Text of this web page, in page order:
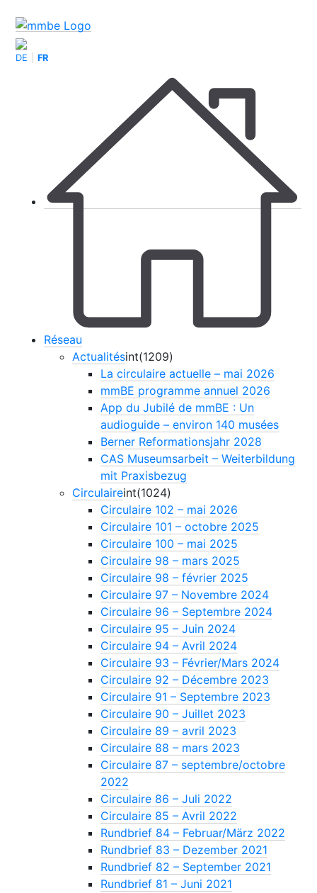
DE FR
Réseau
Actualitésint(1209)
La circulaire actuelle – mai 2026
mmBE programme annuel 2026
App du Jubilé de mmBE : Un
audioguide – environ 140 musées
Berner Reformationsjahr 2028
CAS Museumsarbeit – Weiterbildung
mit Praxisbezug
Circulaireint(1024)
Circulaire 102 – mai 2026
Circulaire 101 – octobre 2025
Circulaire 100 – mai 2025
Circulaire 98 – mars 2025
Circulaire 98 – février 2025
Circulaire 97 – Novembre 2024
Circulaire 96 – Septembre 2024
Circulaire 95 – Juin 2024
Circulaire 94 – Avril 2024
Circulaire 93 – Février/Mars 2024
Circulaire 92 – Décembre 2023
Circulaire 91 – Septembre 2023
Circulaire 90 – Juillet 2023
Circulaire 89 – avril 2023
Circulaire 88 – mars 2023
Circulaire 87 – septembre/octobre
2022
Circulaire 86 – Juli 2022
Circulaire 85 – Avril 2022
Rundbrief 84 – Februar/März 2022
Rundbrief 83 – Dezember 2021
Rundbrief 82 – September 2021
Rundbrief 81 – Juni 2021